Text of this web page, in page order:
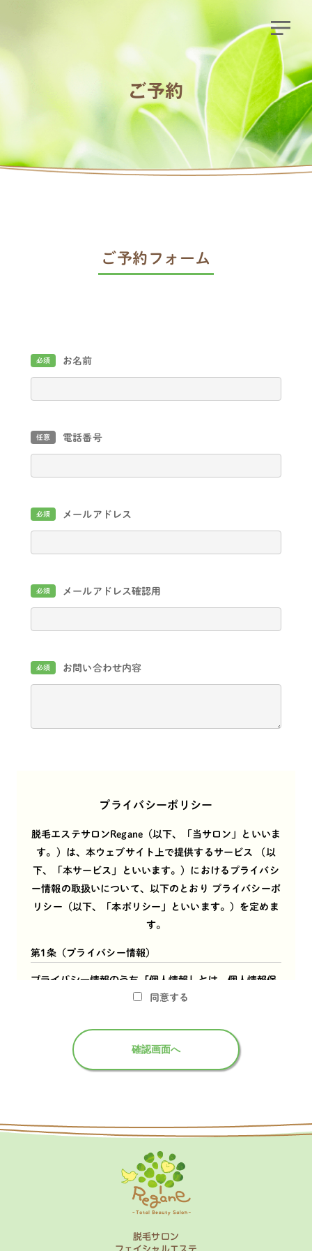
ご予約
ご予約フォーム
必須 お名前
任意 電話番号
必須 メールアドレス
必須 メールアドレス確認用
必須 お問い合わせ内容
プライバシーポリシー
脱毛エステサロンRegane（以下、「当サロン」といいま
す。）は、本ウェブサイト上で提供するサービス （以
下、「本サービス」といいます。）におけるプライバシ
ー情報の取扱いについて、以下のとおり プライバシーポ
リシー（以下、「本ポリシー」といいます。）を定めま
す。
第1条（プライバシー情報）
プライバシー情報のうち「個人情報」とは、個人情報保
護法にいう「個人情報」を指すものとし、生存する個人
月日、住所、電話番号、連絡先その他の記述等により特
定の個人を識別できる情報を指します。
プライバシー情報のうち「履歴情報および特性情報」と
なったページや広告の履歴、ユーザーが検索された検索
郵便番号や性別、職業、年齢、ユーザーのIPアドレス、
クッキー情報、位置情報、端末の個体識別情報などを指
同意する
脱毛サロン
フェイシャルエステ